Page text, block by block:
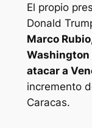
El propio
Donald
Marco
Washington
atacar a
incremento
Caracas.